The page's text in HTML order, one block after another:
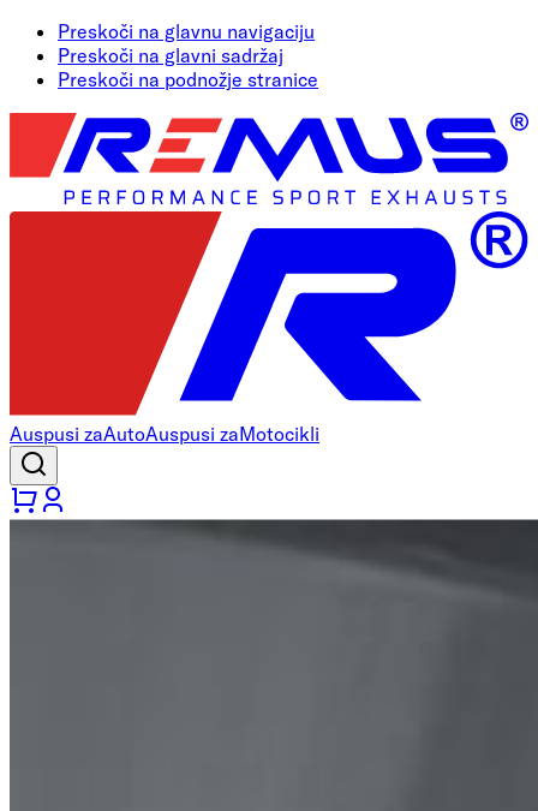
Preskoči na glavnu navigaciju
Preskoči na glavni sadržaj
Preskoči na podnožje stranice
Auspusi zaAutoAuspusi zaMotocikli